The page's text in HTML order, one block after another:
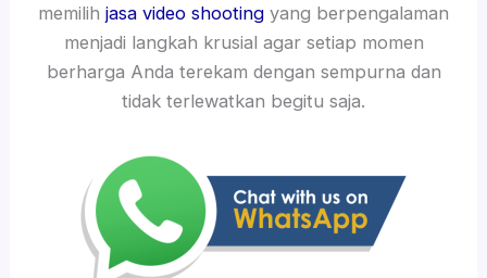
memilih jasa video shooting yang berpengalaman
menjadi langkah krusial agar setiap momen
berharga Anda terekam dengan sempurna dan
tidak terlewatkan begitu saja.